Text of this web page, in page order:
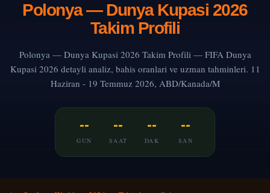
Polonya — Dunya Kupasi 2026
Takim Profili
Polonya — Dunya Kupasi 2026 Takim Profili — FIFA Dunya
Kupasi 2026 detayli analiz, bahis oranlari ve uzman tahminleri. 11
Haziran - 19 Temmuz 2026, ABD/Kanada/M
--
GUN
--
SAAT
--
DAK
--
SAN